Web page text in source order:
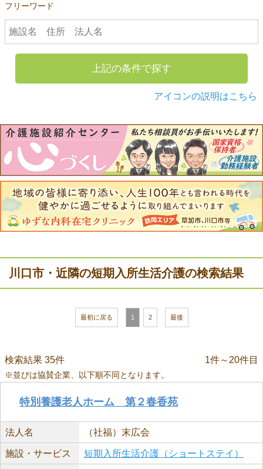
フリーワード
上記の条件で探す
アイコンの説明はこちら
川口市・近隣の短期入所生活介護の検索結果
最初に戻る 1 2 最後
検索結果 35件 1件～20件目
※並びは協賛企業、以下順不同となります。
特別養護老人ホーム 第２春香苑
法人名 （社福）末広会
施設・サービス 短期入所生活介護（ショートステイ）